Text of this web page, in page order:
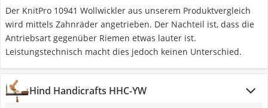
Der KnitPro 10941 Wollwickler aus unserem Produktvergleich
wird mittels Zahnräder angetrieben. Der Nachteil ist, dass die
Antriebsart gegenüber Riemen etwas lauter ist.
Leistungstechnisch macht dies jedoch keinen Unterschied.
Hind Handicrafts HHC-YW